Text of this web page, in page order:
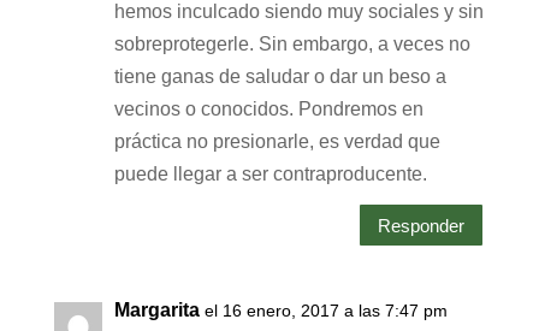
hemos inculcado siendo muy sociales y sin
sobreprotegerle. Sin embargo, a veces no
tiene ganas de saludar o dar un beso a
vecinos o conocidos. Pondremos en
práctica no presionarle, es verdad que
puede llegar a ser contraproducente.
Responder
Margarita el 16 enero, 2017 a las 7:47 pm